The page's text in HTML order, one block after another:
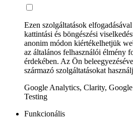
Ezen szolgáltatások
kattintási és böngészési
anonim módon kiértékelhetjük
az általános felhasználói élmény
érdekében. Az Ön
származó szolgáltatásokat
Google Analytics, Clarity,
Testing
Funkcionális